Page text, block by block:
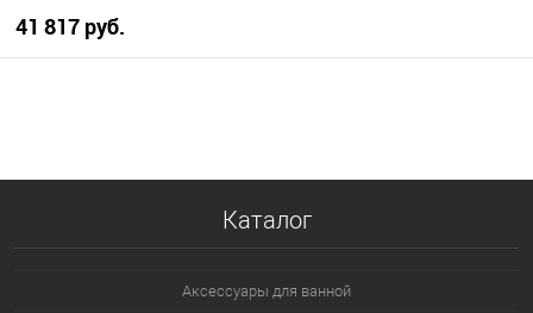
41 817 руб.
Каталог
Аксессуары для ванной